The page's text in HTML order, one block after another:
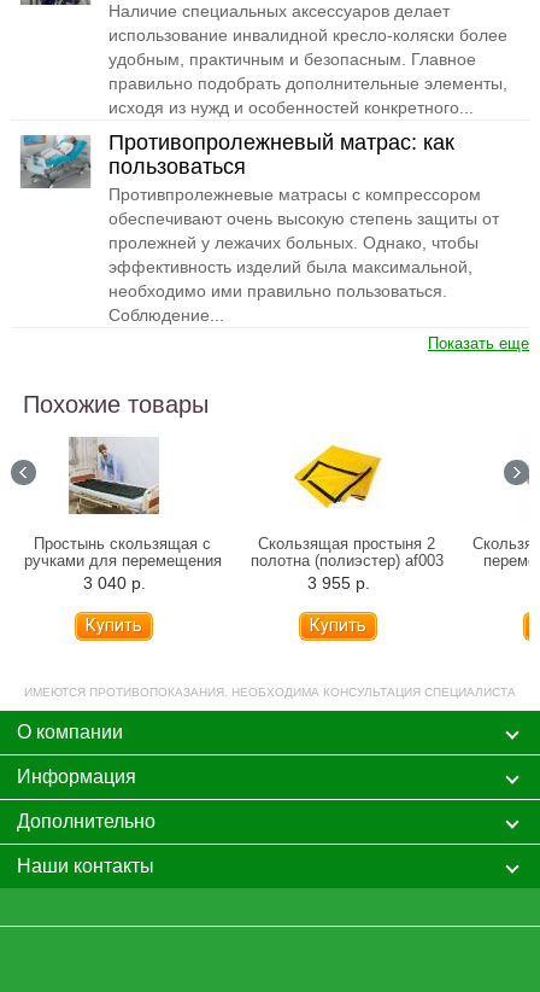
Наличие специальных аксессуаров делает
использование инвалидной кресло-коляски более
удобным, практичным и безопасным. Главное
правильно подобрать дополнительные элементы,
исходя из нужд и особенностей конкретного...
Противопролежневый матрас: как
пользоваться
Противпролежневые матрасы с компрессором
обеспечивают очень высокую степень защиты от
пролежней у лежачих больных. Однако, чтобы
эффективность изделий была максимальной,
необходимо ими правильно пользоваться.
Соблюдение...
Показать еще
Похожие товары
Простынь скользящая с
ручками для перемещения
больных
3 040 р.
Скользящая простыня 2
полотна (полиэстер) af003
3 955 р.
ИМЕЮТСЯ ПРОТИВОПОКАЗАНИЯ. НЕОБХОДИМА КОНСУЛЬТАЦИЯ СПЕЦИАЛИСТА
О компании
Информация
Дополнительно
Наши контакты